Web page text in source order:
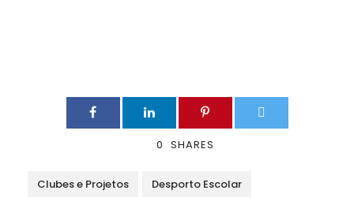
0 SHARES
Clubes e Projetos Desporto Escolar